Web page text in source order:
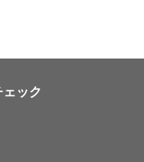
ック